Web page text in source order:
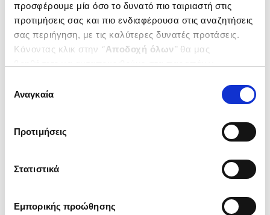
προσφέρουμε μία όσο το δυνατό πιο ταιριαστή στις
προτιμήσεις σας και πιο ενδιαφέρουσα στις αναζητήσεις
σας περιήγηση, με τις καλύτερες δυνατές προτάσεις.
Κάνοντας κλικ στην ‘’Αποδοχή όλων’’ θα μας
ενδιαφέρουν και να επιλέξετε από τα παρακάτω με την
΄΄και να ενημερωθείτε σχετικά με
συγκατάθεσης
Αναγκαία
Προτιμήσεις
Στατιστικά
Εμπορικής προώθησης